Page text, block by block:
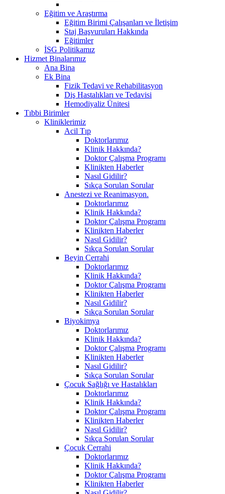
Eğitim ve Araştırma
Eğitim Birimi Çalışanları ve İletişim
Staj Başvuruları Hakkında
Eğitimler
İSG Politikamız
Hizmet Binalarımız
Ana Bina
Ek Bina
Fizik Tedavi ve Rehabilitasyon
Diş Hastalıkları ve Tedavisi
Hemodiyaliz Ünitesi
Tıbbi Birimler
Kliniklerimiz
Acil Tıp
Doktorlarımız
Klinik Hakkında?
Doktor Çalışma Programı
Klinikten Haberler
Nasıl Gidilir?
Sıkça Sorulan Sorular
Anestezi ve Reanimasyon.
Doktorlarımız
Klinik Hakkında?
Doktor Çalışma Programı
Klinikten Haberler
Nasıl Gidilir?
Sıkça Sorulan Sorular
Beyin Cerrahi
Doktorlarımız
Klinik Hakkında?
Doktor Çalışma Programı
Klinikten Haberler
Nasıl Gidilir?
Sıkça Sorulan Sorular
Biyokimya
Doktorlarımız
Klinik Hakkında?
Doktor Çalışma Programı
Klinikten Haberler
Nasıl Gidilir?
Sıkça Sorulan Sorular
Çocuk Sağlığı ve Hastalıkları
Doktorlarımız
Klinik Hakkında?
Doktor Çalışma Programı
Klinikten Haberler
Nasıl Gidilir?
Sıkça Sorulan Sorular
Çocuk Cerrahi
Doktorlarımız
Klinik Hakkında?
Doktor Çalışma Programı
Klinikten Haberler